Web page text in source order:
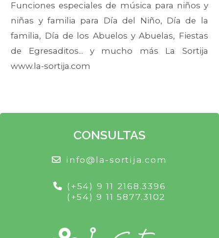
Funciones especiales de música para niños y
niñas y familia para Día del Niño, Día de la
familia, Día de los Abuelos y Abuelas, Fiestas
de Egresaditos... y mucho más La Sortija
www.la-sortija.com
CONSULTAS
info@la-sortija.com
(+54) 9 11 2168.3396
(+54) 9 11 5877.3102